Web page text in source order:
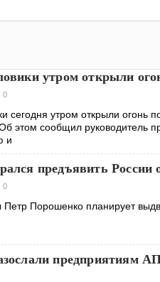
в Москве о
утром открыли
0
сегодня утром открыли огонь
этом сообщил руководитель
и
предъявить России
0
Петр Порошенко планирует
предприятиям